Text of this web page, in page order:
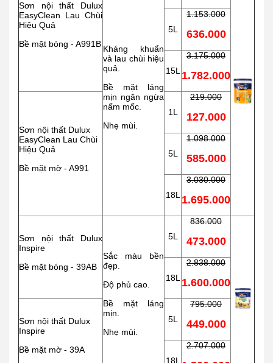
Sơn nội thất Dulux
EasyClean Lau Chùi
Hiệu Quả
Bề mặt bóng - A991B Kháng khuẩn
và lau chùi hiệu
quả.
Bề mặt láng
mịn ngăn ngừa
nấm mốc.
Nhẹ mùi.
5L
1.153.000
636.000
15L
3.175.000
1.782.000
Sơn nội thất Dulux
EasyClean Lau Chùi
Hiệu Quả
Bề mặt mờ - A991
1L
219.000
127.000
5L
1.098.000
585.000
18L
3.030.000
1.695.000
Sơn nội thất Dulux
Inspire
Bề mặt bóng - 39AB
Sắc màu bền
đẹp.
Độ phủ cao.
Bề mặt láng
mịn.
Nhẹ mùi.
5L
836.000
473.000
18L
2.838.000
1.600.000
Sơn nội thất Dulux
Inspire
Bề mặt mờ - 39A
5L
795.000
449.000
18L
2.707.000